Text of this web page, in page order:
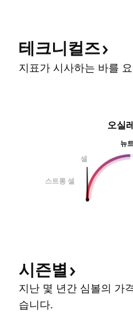
테크니컬즈
지표가 시사하는 바를
오실
뉴
셀
스트롱 셀
시즌별
지난 몇 년간 심볼의 가
습니다.